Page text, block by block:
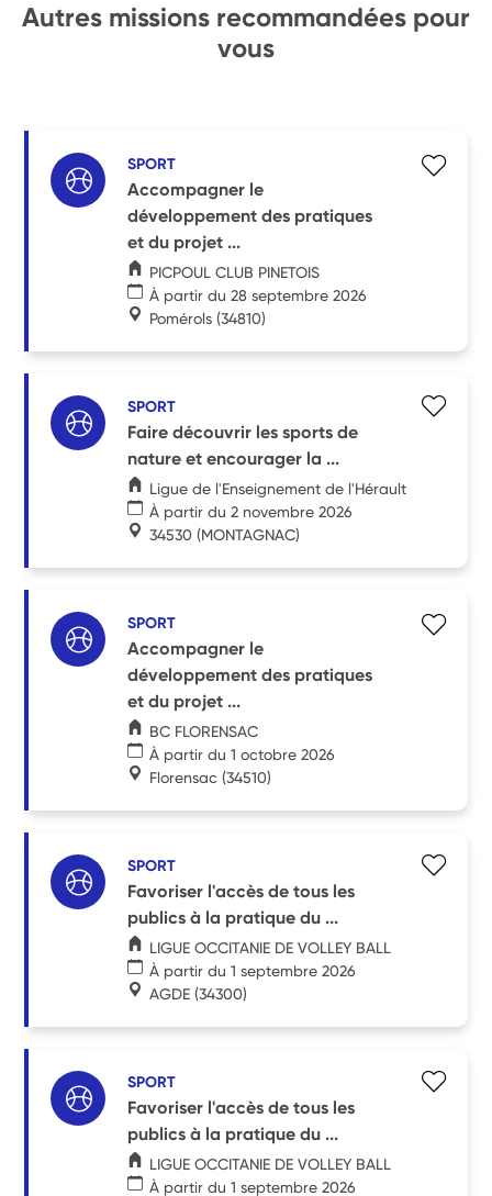
Autres missions recommandées pour
vous
SPORT
Accompagner le
développement des pratiques
et du projet ...
PICPOUL CLUB PINETOIS
À partir du 28 septembre 2026
Pomérols (34810)
SPORT
Faire découvrir les sports de
nature et encourager la ...
Ligue de l'Enseignement de l'Hérault
À partir du 2 novembre 2026
34530 (MONTAGNAC)
SPORT
Accompagner le
développement des pratiques
et du projet ...
BC FLORENSAC
À partir du 1 octobre 2026
Florensac (34510)
SPORT
Favoriser l'accès de tous les
publics à la pratique du ...
LIGUE OCCITANIE DE VOLLEY BALL
À partir du 1 septembre 2026
AGDE (34300)
SPORT
Favoriser l'accès de tous les
publics à la pratique du ...
LIGUE OCCITANIE DE VOLLEY BALL
À partir du 1 septembre 2026